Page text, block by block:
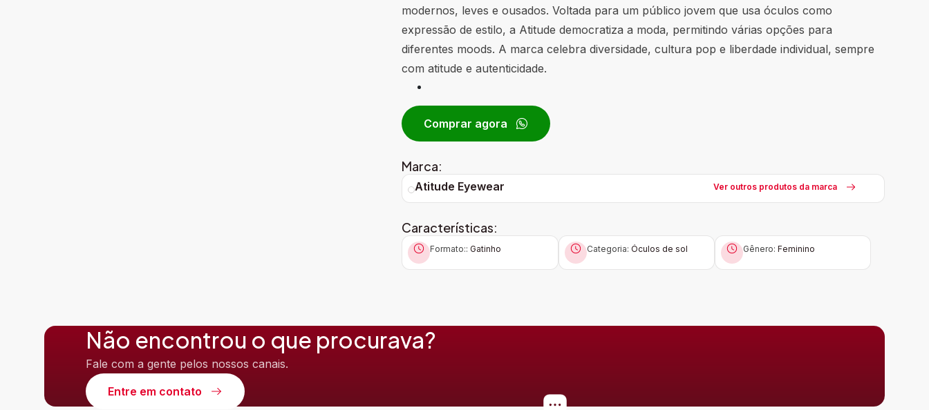
modernos, leves e ousados. Voltada para um público jovem que usa óculos como
expressão de estilo, a Atitude democratiza a moda, permitindo várias opções para
diferentes moods. A marca celebra diversidade, cultura pop e liberdade individual, sempre
com atitude e autenticidade.
Comprar agora
Marca:
Atitude Eyewear Ver outros produtos da marca
Características:
Formato::Gatinho Categoria: Óculos de sol Gênero: Feminino
Não encontrou o que procurava?
Fale com a gente pelos nossos canais.
Entre em contato